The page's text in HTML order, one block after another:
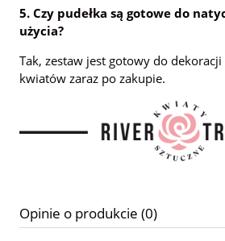
5. Czy pudełka są gotowe do
użycia?
Tak, zestaw jest gotowy do
kwiatów zaraz po zakupie.
Opinie o produkcie (0)